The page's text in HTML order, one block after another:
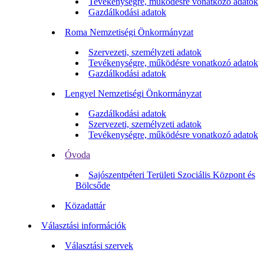
Gazdálkodási adatok
Roma Nemzetiségi Önkormányzat
Szervezeti, személyzeti adatok
Tevékenységre, működésre vonatkozó adatok
Gazdálkodási adatok
Lengyel Nemzetiségi Önkormányzat
Gazdálkodási adatok
Szervezeti, személyzeti adatok
Tevékenységre, működésre vonatkozó adatok
Óvoda
Sajószentpéteri Területi Szociális Központ és
Bölcsőde
Közadattár
Választási információk
Választási szervek